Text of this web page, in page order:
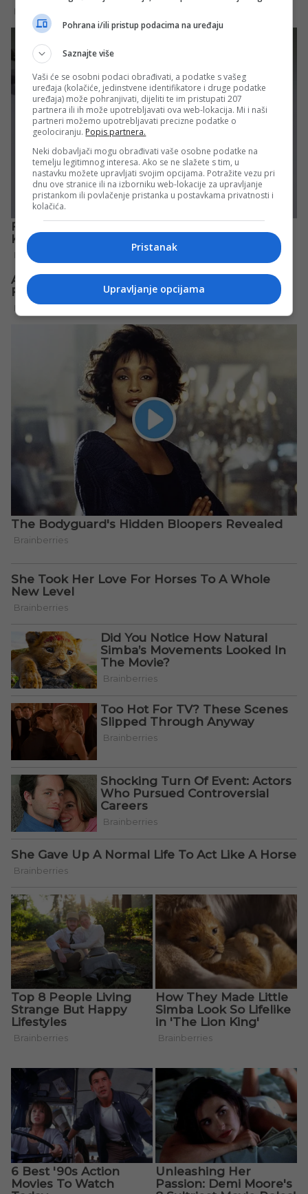
Pohrana i/ili pristup podacima na uređaju
Saznajte više
Vaši će se osobni podaci obrađivati, a podatke s vašeg
uređaja (kolačiće, jedinstvene identifikatore i druge podatke
uređaja) može pohranjivati, dijeliti te im pristupati 207
partnera ili ih može upotrebljavati ova web-lokacija. Mi i naši
partneri možemo upotrebljavati precizne podatke o
geolociranju. Popis partnera.
Neki dobavljači mogu obrađivati vaše osobne podatke na
temelju legitimnog interesa. Ako se ne slažete s tim, u
nastavku možete upravljati svojim opcijama. Potražite vezu pri
dnu ove stranice ili na izborniku web-lokacije za upravljanje
pristankom ili povlačenje pristanka u postavkama privatnosti i
kolačića.
Pristanak
Upravljanje opcijama